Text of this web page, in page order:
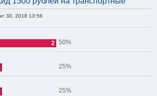
30, 2018 13:56
2 50%
25%
25%